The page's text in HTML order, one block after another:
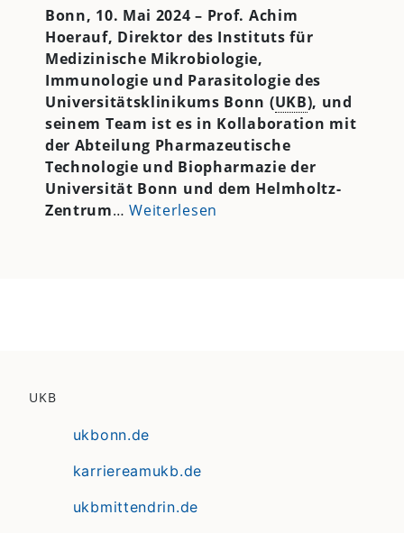
Bonn, 10. Mai 2024 – Prof. Achim
Hoerauf, Direktor des Instituts für
Medizinische Mikrobiologie,
Immunologie und Parasitologie des
Universitätsklinikums Bonn (UKB), und
seinem Team ist es in Kollaboration mit
der Abteilung Pharmazeutische
Technologie und Biopharmazie der
Universität Bonn und dem Helmholtz-
Zentrum…Weiterlesen
UKB
ukbonn.de
karriereamukb.de
ukbmittendrin.de